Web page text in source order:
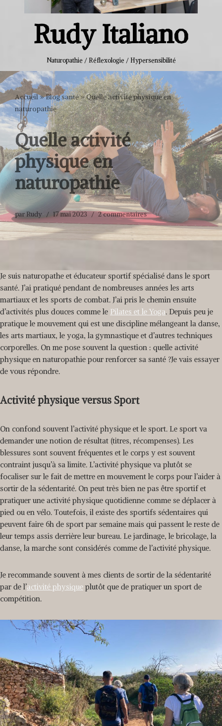
Rudy Italiano
Naturopathie / Réflexologie / Hypersensibilité
Accueil»Blog santé»Quelle activité physique en
naturopathie
Quelle activité
physique en
naturopathie
parRudy 17 mai 2023 2 commentaires
Je suis naturopathe et éducateur sportif spécialisé dans le sport
santé. J’ai pratiqué pendant de nombreuses années les arts
martiaux et les sports de combat. J’ai pris le chemin ensuite
d’activités plus douces comme le Pilates et le Yoga. Depuis peu je
pratique le mouvement qui est une discipline mélangeant la danse,
les arts martiaux, le yoga, la gymnastique et d’autres techniques
corporelles. On me pose souvent la question : quelle activité
physique en naturopathie pour renforcer sa santé ?Je vais essayer
de vous répondre.
Activité physique versus Sport
On confond souvent l’activité physique et le sport. Le sport va
demander une notion de résultat (titres, récompenses). Les
blessures sont souvent fréquentes et le corps y est souvent
contraint jusqu’à sa limite. L’activité physique va plutôt se
focaliser sur le fait de mettre en mouvement le corps pour l’aider à
sortir de la sédentarité. On peut très bien ne pas être sportif et
pratiquer une activité physique quotidienne comme se déplacer à
pied ou en vélo. Toutefois, il existe des sportifs sédentaires qui
peuvent faire 6h de sport par semaine mais qui passent le reste de
leur temps assis derrière leur bureau. Le jardinage, le bricolage, la
danse, la marche sont considérés comme de l’activité physique.
Je recommande souvent à mes clients de sortir de la sédentarité
par de l’activité physique plutôt que de pratiquer un sport de
compétition.